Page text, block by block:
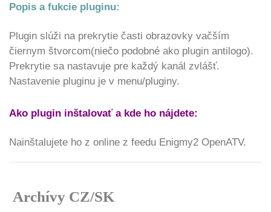
Popis a fukcie pluginu:
Plugin slúži na prekrytie časti obrazovky vačším
čiernym štvorcom(niečo podobné ako plugin antilogo).
Prekrytie sa nastavuje pre každý kanál zvlášť.
Nastavenie pluginu je v menu/pluginy.
Ako plugin inštalovať a kde ho nájdete:
Nainštalujete ho z online z feedu Enigmy2 OpenATV.
Archívy CZ/SK